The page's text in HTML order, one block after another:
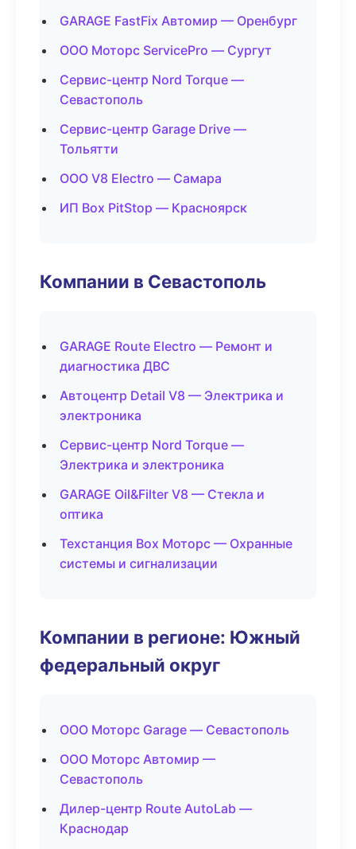
GARAGE FastFix Автомир — Оренбург
ООО Моторс ServicePro — Сургут
Сервис-центр Nord Torque —
Севастополь
Сервис-центр Garage Drive —
Тольятти
ООО V8 Electro — Самара
ИП Box PitStop — Красноярск
Компании в Севастополь
GARAGE Route Electro — Ремонт и
диагностика ДВС
Автоцентр Detail V8 — Электрика и
электроника
Сервис-центр Nord Torque —
Электрика и электроника
GARAGE Oil&Filter V8 — Стекла и
оптика
Техстанция Box Моторс — Охранные
системы и сигнализации
Компании в регионе: Южный
федеральный округ
ООО Моторс Garage — Севастополь
ООО Моторс Автомир —
Севастополь
Дилер-центр Route AutoLab —
Краснодар